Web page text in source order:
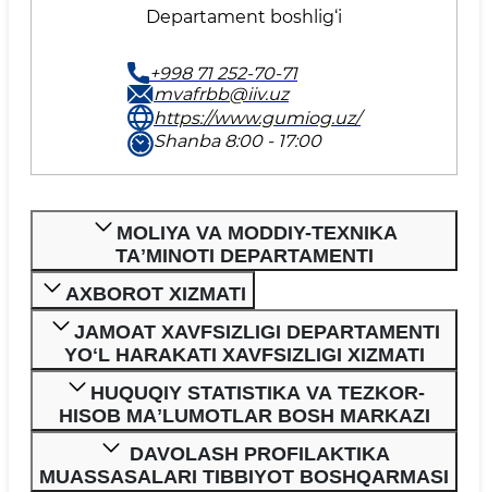
Departament boshlig‘i
+998 71 252-70-71
mvafrbb@iiv.uz
https://www.gumiog.uz/
Shanba 8:00 - 17:00
MOLIYA VA MODDIY-TEXNIKA
TAʼMINOTI DEPARTAMENTI
AXBOROT XIZMATI
JAMOAT XAVFSIZLIGI DEPARTAMENTI
YOʻL HARAKATI XAVFSIZLIGI XIZMATI
HUQUQIY STATISTIKA VA TEZKOR-
HISOB MAʼLUMOTLAR BOSH MARKAZI
DAVOLASH PROFILAKTIKA
MUASSASALARI TIBBIYOT BOSHQARMASI